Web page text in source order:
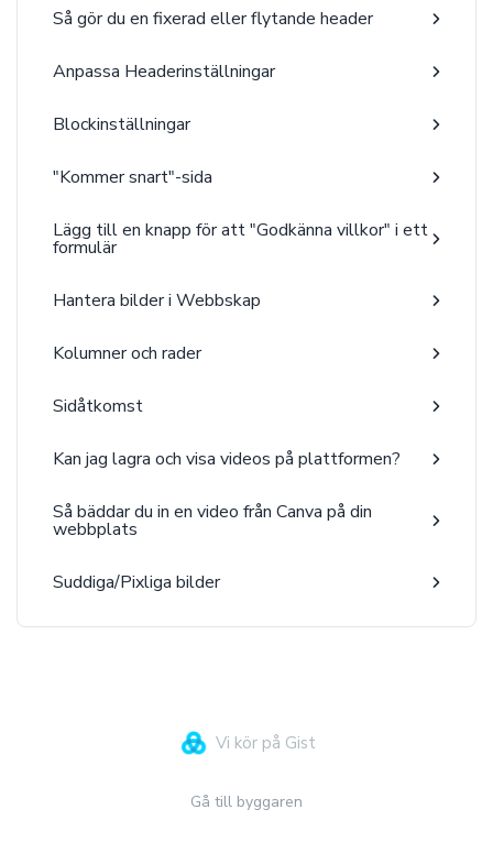
Så gör du en fixerad eller flytande header
Anpassa Headerinställningar
Blockinställningar
"Kommer snart"-sida
Lägg till en knapp för att "Godkänna villkor" i ett
formulär
Hantera bilder i Webbskap
Kolumner och rader
Sidåtkomst
Kan jag lagra och visa videos på plattformen?
Så bäddar du in en video från Canva på din
webbplats
Suddiga/Pixliga bilder
Vi kör på Gist
Gå till byggaren